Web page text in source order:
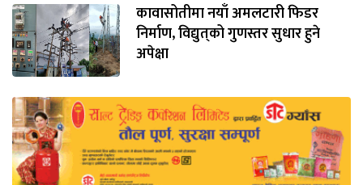
कावासोतीमा नयाँ अमलटारी फिडर
निर्माण, विद्युत्‌को गुणस्तर सुधार हुने
अपेक्षा